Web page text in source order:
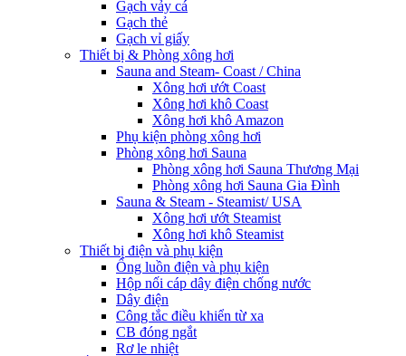
Gạch vảy cá
Gạch thẻ
Gạch vỉ giấy
Thiết bị & Phòng xông hơi
Sauna and Steam- Coast / China
Xông hơi ướt Coast
Xông hơi khô Coast
Xông hơi khô Amazon
Phụ kiện phòng xông hơi
Phòng xông hơi Sauna
Phòng xông hơi Sauna Thương Mại
Phòng xông hơi Sauna Gia Đình
Sauna & Steam - Steamist/ USA
Xông hơi ướt Steamist
Xông hơi khô Steamist
Thiết bị điện và phụ kiện
Ống luồn điện và phụ kiện
Hộp nối cáp dây điện chống nước
Dây điện
Công tắc điều khiển từ xa
CB đóng ngắt
Rơ le nhiệt